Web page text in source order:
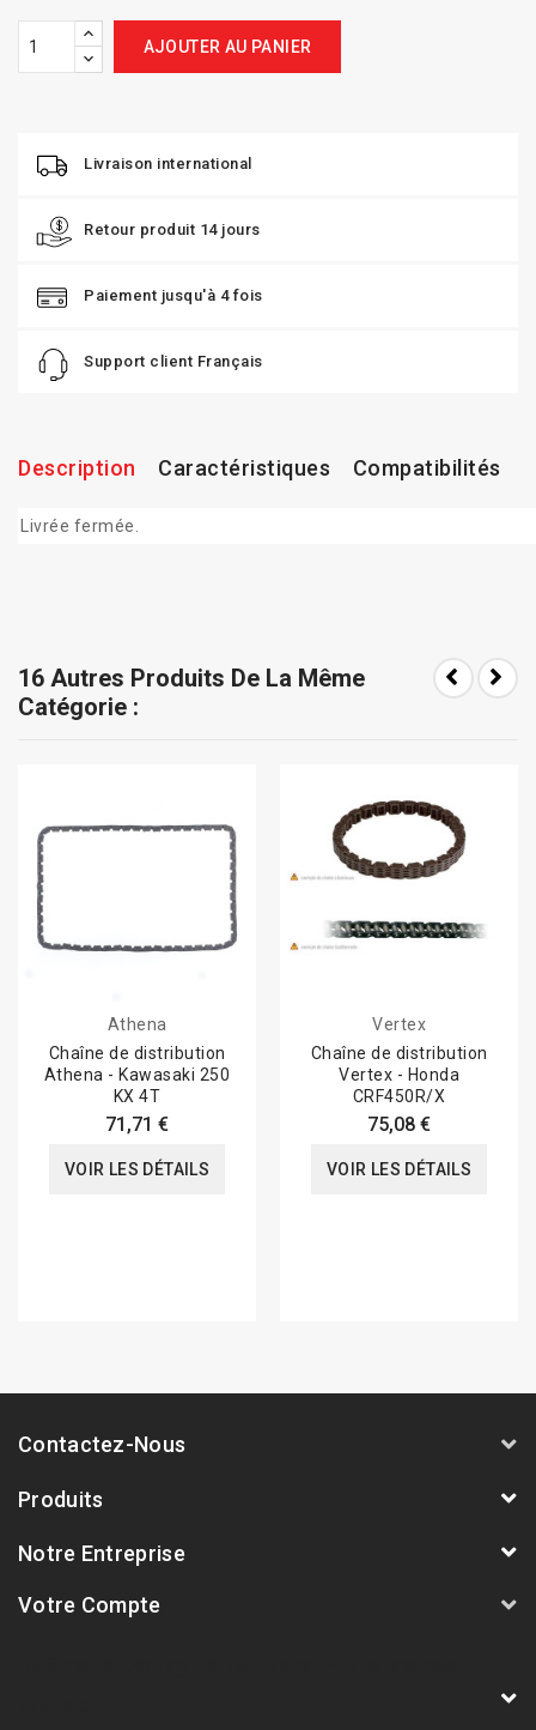
AJOUTER AU PANIER
Livraison international
Retour produit 14 jours
Paiement jusqu'à 4 fois
Support client Français
Description Caractéristiques Compatibilités
Livrée fermée.
16 Autres Produits De La Même
Catégorie :
Athena
Chaîne de distribution
Athena - Kawasaki 250
KX 4T
71,71 €
VOIR LES DÉTAILS
Vertex
Chaîne de distribution
Vertex - Honda
CRF450R/X
75,08 €
VOIR LES DÉTAILS
Contactez-Nous
Produits
Notre Entreprise
Votre Compte